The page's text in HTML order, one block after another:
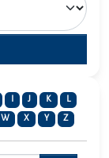
J K L
W X Y Z